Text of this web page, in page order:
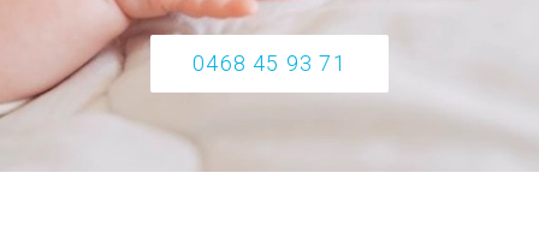
0468 45 93 71